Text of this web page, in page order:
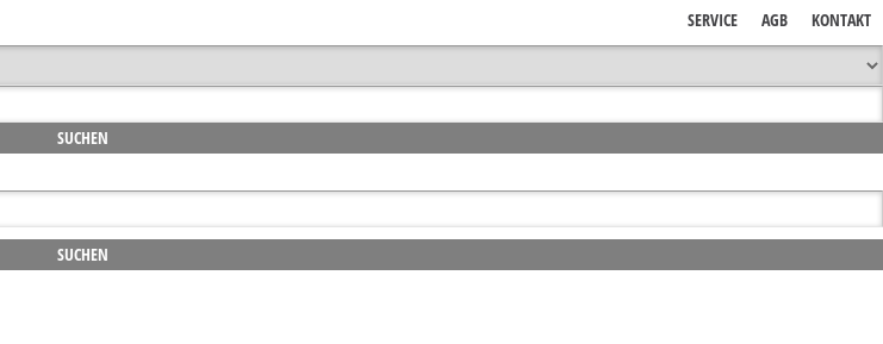
KONTAKT
AGB
SERVICE